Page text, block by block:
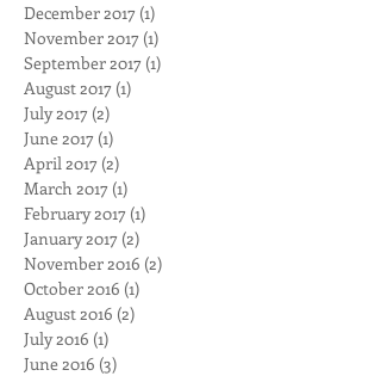
December 2017 (1)
November 2017 (1)
September 2017 (1)
August 2017 (1)
July 2017 (2)
June 2017 (1)
April 2017 (2)
March 2017 (1)
February 2017 (1)
January 2017 (2)
November 2016 (2)
October 2016 (1)
August 2016 (2)
July 2016 (1)
June 2016 (3)